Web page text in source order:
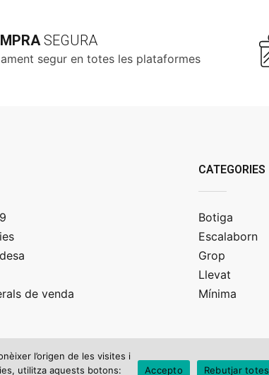
SEGURA
segur en totes les plataformes
de venda
CATEGORIES
Botiga
Escalaborn
Grop
Llevat
Mínima
l’origen de les visites i
utilitza aquests botons:
Accepto Rebutjar totes